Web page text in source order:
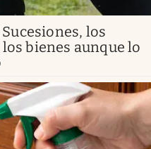
los
bienes aunque lo